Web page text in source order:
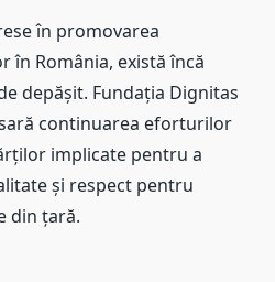
în promovarea
România, există încă
depășit. Fundația Dignitas
continuarea eforturilor
implicate pentru a
și respect pentru
din țară.